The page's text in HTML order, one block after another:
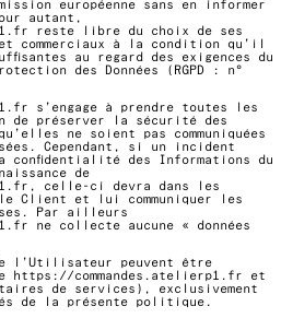
européenne sans en informer
autant,
reste libre du choix de ses
commerciaux à la condition qu’il
au regard des exigences du
des Données (RGPD : n°
s’engage à prendre toutes les
de préserver la sécurité des
ne soient pas communiquées
Cependant, si un incident
des Informations du
de
, celle-ci devra dans les
Client et lui communiquer les
Par ailleurs
ne collecte aucune « données
l’Utilisateur peuvent être
https://commandes.atelierp1.fr et
de services), exclusivement
de la présente politique.